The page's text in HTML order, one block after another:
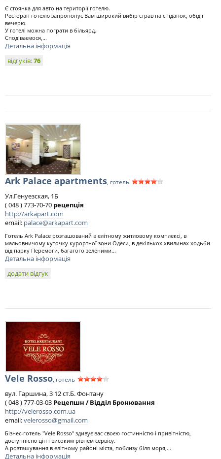
Є стоянка для авто на території готелю.
Ресторан готелю запропонує Вам широкий вибір страв на сніданок, обід і
вечерю.
У готелі можна пограти в більярд.
Сподіваємося,...
Детальна інформація
відгуків:76
Ark Palace apartments, готель
Ул.Генуезская, 1Б
( 048 ) 773-70-70 рецепція
http://arkapart.com
email: palace@arkapart.com
Готель Ark Palace розташований в елітному житловому комплексі, в
мальовничому куточку курортної зони Одеси, в декількох хвилинах ходьби
від парку Перемоги, багатого зеленими...
Детальна інформація
додати відгук
Vele Rosso, готель
вул. Гаршина, 3 12 ст.Б. Фонтану
( 048 ) 777-03-03 Рецепшн / Відділ Бронювання
http://velerosso.com.ua
email:velerosso@gmail.com
Бізнес-готель "Vele Rosso" здивує вас своєю гостинністю і привітністю,
доступністю цін і високим рівнем сервісу.
А розташування в елітному районі міста, поблизу біля моря,...
Детальна інформація